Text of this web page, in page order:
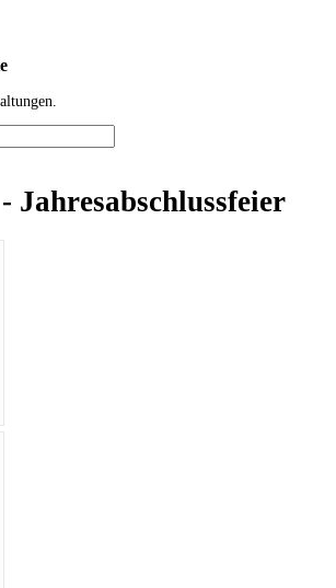
Jahresabschlussfeier